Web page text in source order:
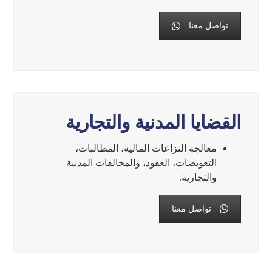
تواصل معنا
القضايا المدنية والتجارية
معالجة النزاعات المالية، المطالبات،
التعويضات، العقود، والمخالفات المدنية
والتجارية.
تواصل معنا